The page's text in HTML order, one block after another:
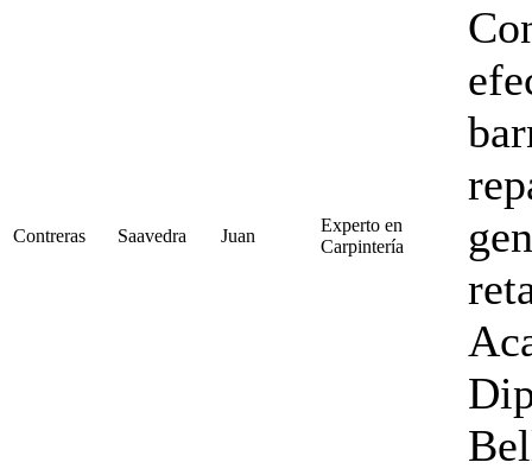
Contreras Saavedra Juan
Experto en
Carpintería